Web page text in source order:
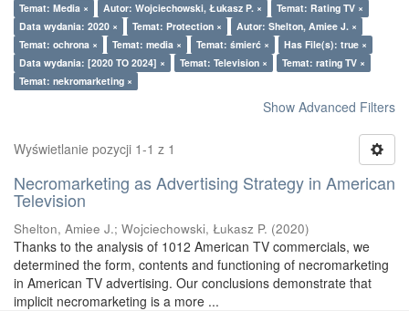
Temat: Media × Autor: Wojciechowski, Łukasz P. ×
Temat: Rating TV ×
Data wydania: 2020 ×
Temat: Protection ×
Autor: Shelton, Amiee J. ×
Temat: ochrona ×
Temat: media × Temat: śmierć ×
Has File(s): true ×
Data wydania: [2020 TO 2024] ×
Temat: Television ×
Temat: rating TV ×
Temat: nekromarketing ×
Show Advanced Filters
Wyświetlanie pozycji 1-1 z 1
Necromarketing as Advertising Strategy in American
Television
Shelton, Amiee J.; Wojciechowski, Łukasz P. (2020)
Thanks to the analysis of 1012 American TV commercials, we
determined the form, contents and functioning of necromarketing
in American TV advertising. Our conclusions demonstrate that
implicit necromarketing is a more ...